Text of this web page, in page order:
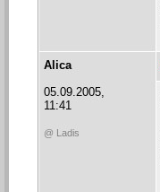
Alica
05.09.2005,
11:41
@ Ladis